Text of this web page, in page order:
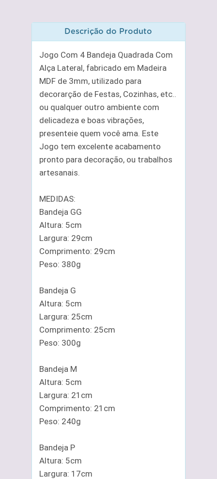
Descrição do Produto
Jogo Com 4 Bandeja Quadrada Com
Alça Lateral, fabricado em Madeira
MDF de 3mm, utilizado para
decorarção de Festas, Cozinhas, etc..
ou qualquer outro ambiente com
delicadeza e boas vibrações,
presenteie quem você ama. Este
Jogo tem excelente acabamento
pronto para decoração, ou trabalhos
artesanais.
MEDIDAS:
Bandeja GG
Altura: 5cm
Largura: 29cm
Comprimento: 29cm
Peso: 380g
Bandeja G
Altura: 5cm
Largura: 25cm
Comprimento: 25cm
Peso: 300g
Bandeja M
Altura: 5cm
Largura: 21cm
Comprimento: 21cm
Peso: 240g
Bandeja P
Altura: 5cm
Largura: 17cm